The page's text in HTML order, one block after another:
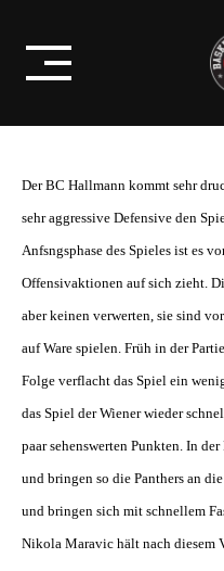
content
KNAPPER
FÜR DEN BC
Der BC Hallmann kommt sehr
sehr aggressive Defensive den
Anfsngsphase des Spieles ist es
Offensivaktionen auf sich zieht.
aber keinen verwerten, sie sind
auf Ware spielen. Früh in der
Folge verflacht das Spiel ein
das Spiel der Wiener wieder
paar sehenswerten Punkten. In
und bringen so die Panthers an
und bringen sich mit schnellem
Nikola Maravic hält nach diesem